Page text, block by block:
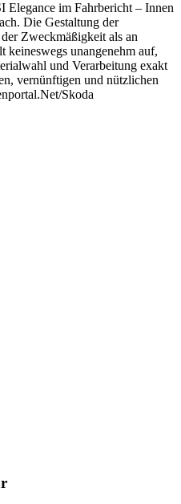
Elegance im Fahrbericht – Innen
Die Gestaltung der
Zweckmäßigkeit als an
keineswegs unangenehm auf,
und Verarbeitung exakt
vernünftigen und nützlichen
Skoda